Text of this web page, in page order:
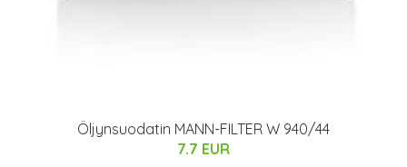
Öljynsuodatin MANN-FILTER W 940/44
7.7 EUR